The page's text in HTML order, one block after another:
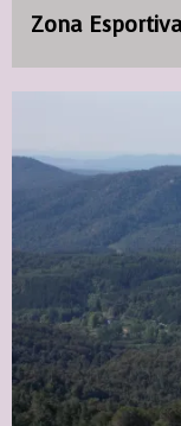
Zona